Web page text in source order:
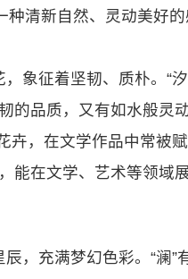
种清新自然、灵动美好
，象征着坚韧、质朴。“
的品质，又有如水般灵动
卉，在文学作品中常被
能在文学、艺术等领域
辰，充满梦幻色彩。“澜